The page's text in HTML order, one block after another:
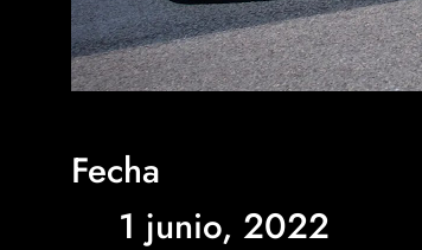
Fecha
1 junio, 2022